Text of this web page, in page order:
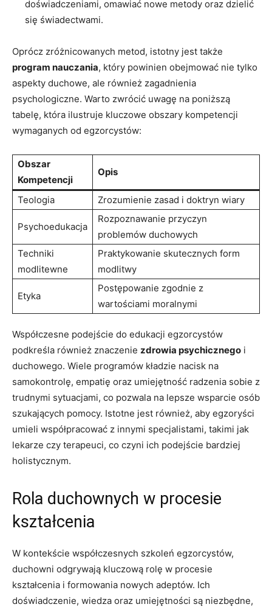
doświadczeniami, omawiać ‌nowe metody oraz dzielić
się świadectwami.
Oprócz zróżnicowanych metod, istotny jest⁤ także ⁤
program nauczania, który ⁢powinien ⁣obejmować ​nie ⁣tylko
aspekty duchowe, ale również zagadnienia
psychologiczne. Warto zwrócić⁤ uwagę​ na poniższą
tabelę,⁢ która ‌ilustruje kluczowe obszary kompetencji
wymaganych​ od egzorcystów:
Obszar⁤
Kompetencji
Opis
Teologia Zrozumienie zasad i doktryn ‍wiary
Psychoedukacja
Rozpoznawanie przyczyn
problemów duchowych
Techniki
modlitewne
Praktykowanie ​skutecznych form⁤
modlitwy
Etyka
Postępowanie zgodnie z
wartościami⁢ moralnymi
Współczesne⁣ podejście ⁢do edukacji egzorcystów
podkreśla również znaczenie zdrowia psychicznego i
duchowego.⁢ Wiele programów kładzie nacisk na
samokontrolę, empatię oraz umiejętność ⁤radzenia⁣ sobie z
trudnymi sytuacjami, co pozwala na lepsze wsparcie osób
szukających pomocy. Istotne jest również, aby⁤ egzoryści
umieli współpracować z innymi specjalistami, ⁤takimi​ jak
lekarze czy⁤ terapeuci, co ⁣czyni ich podejście bardziej
holistycznym.
Rola duchownych w procesie
kształcenia
W kontekście ⁣współczesnych szkoleń egzorcystów, ​
duchowni odgrywają kluczową rolę ⁤w​ procesie
kształcenia i formowania nowych adeptów.⁣ Ich
doświadczenie, wiedza ⁤oraz⁢ umiejętności ⁣są niezbędne,